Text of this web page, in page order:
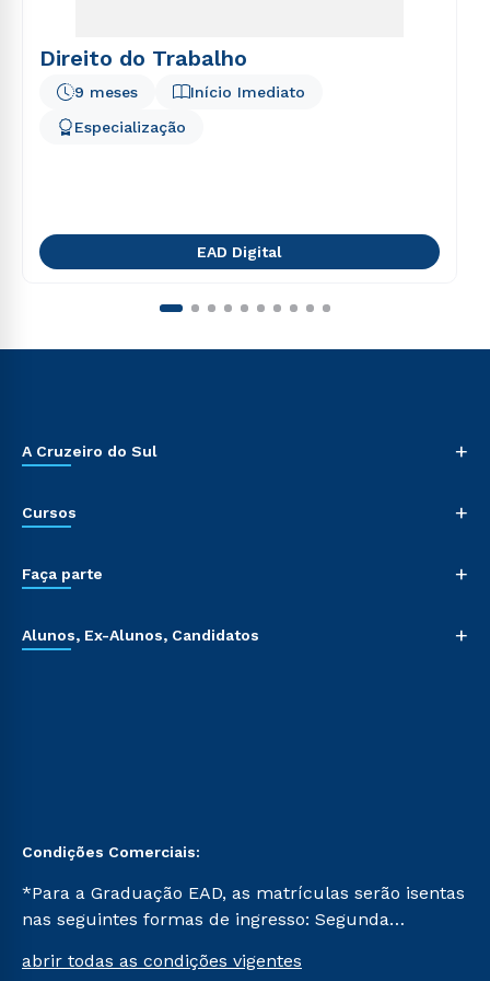
Direito do Trabalho
Início Imediato
9 meses
Especialização
EAD Digital
A Cruzeiro do Sul +
Cursos +
Faça parte +
Alunos, Ex-Alunos, Candidatos +
Condições Comerciais:
*Para a Graduação EAD, as matrículas serão isentas
nas seguintes formas de ingresso: Segunda
Já para as demais, a taxa de matrícula será de R$
abrir todas as condições vigentes